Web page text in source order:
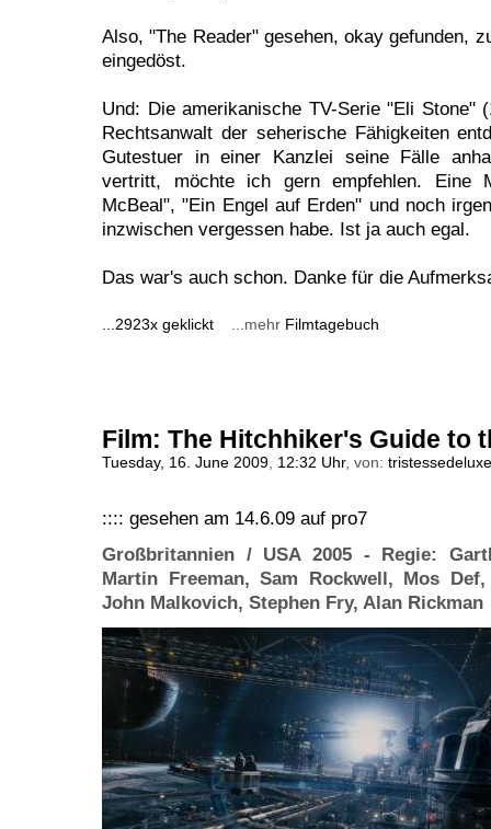
Also, "The Reader" gesehen, okay gefunden,
eingedöst.
Und: Die amerikanische TV-Serie "Eli Stone"
Rechtsanwalt der seherische Fähigkeiten
Gutestuer in einer Kanzlei seine Fälle
vertritt, möchte ich gern empfehlen. Eine
McBeal", "Ein Engel auf Erden" und noch
inzwischen vergessen habe. Ist ja auch egal.
Das war's auch schon. Danke für die
...2923x geklickt ...mehr Filmtagebuch
Film: The Hitchhiker's Guide to
Tuesday, 16. June 2009 12:32 Uhr, von: tristessedeluxe
:::: gesehen am 14.6.09 auf pro7
Großbritannien / USA 2005 - Regie:
Martin Freeman, Sam Rockwell, Mos Def,
John Malkovich, Stephen Fry, Alan Rickman